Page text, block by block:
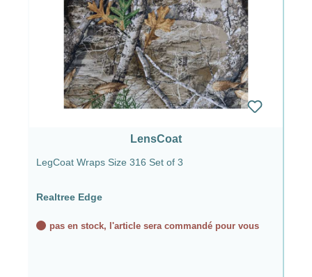
LensCoat
LegCoat Wraps Size 316 Set of 3
Realtree Edge
pas en stock, l'article sera commandé pour vous